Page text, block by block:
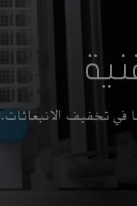
في تخفيف الانبعاثات.